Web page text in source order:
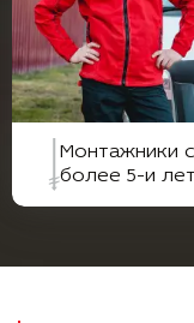
Монтажники
более 5-и лет